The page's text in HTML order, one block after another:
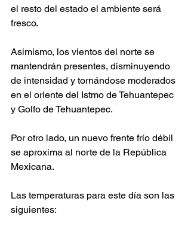
el resto del estado el ambiente será
fresco.
Asimismo, los vientos del norte se
mantendrán presentes, disminuyendo
de intensidad y tornándose moderados
en el oriente del Istmo de Tehuantepec
y Golfo de Tehuantepec.
Por otro lado, un nuevo frente frío débil
se aproxima al norte de la República
Mexicana.
Las temperaturas para este día son las
siguientes: